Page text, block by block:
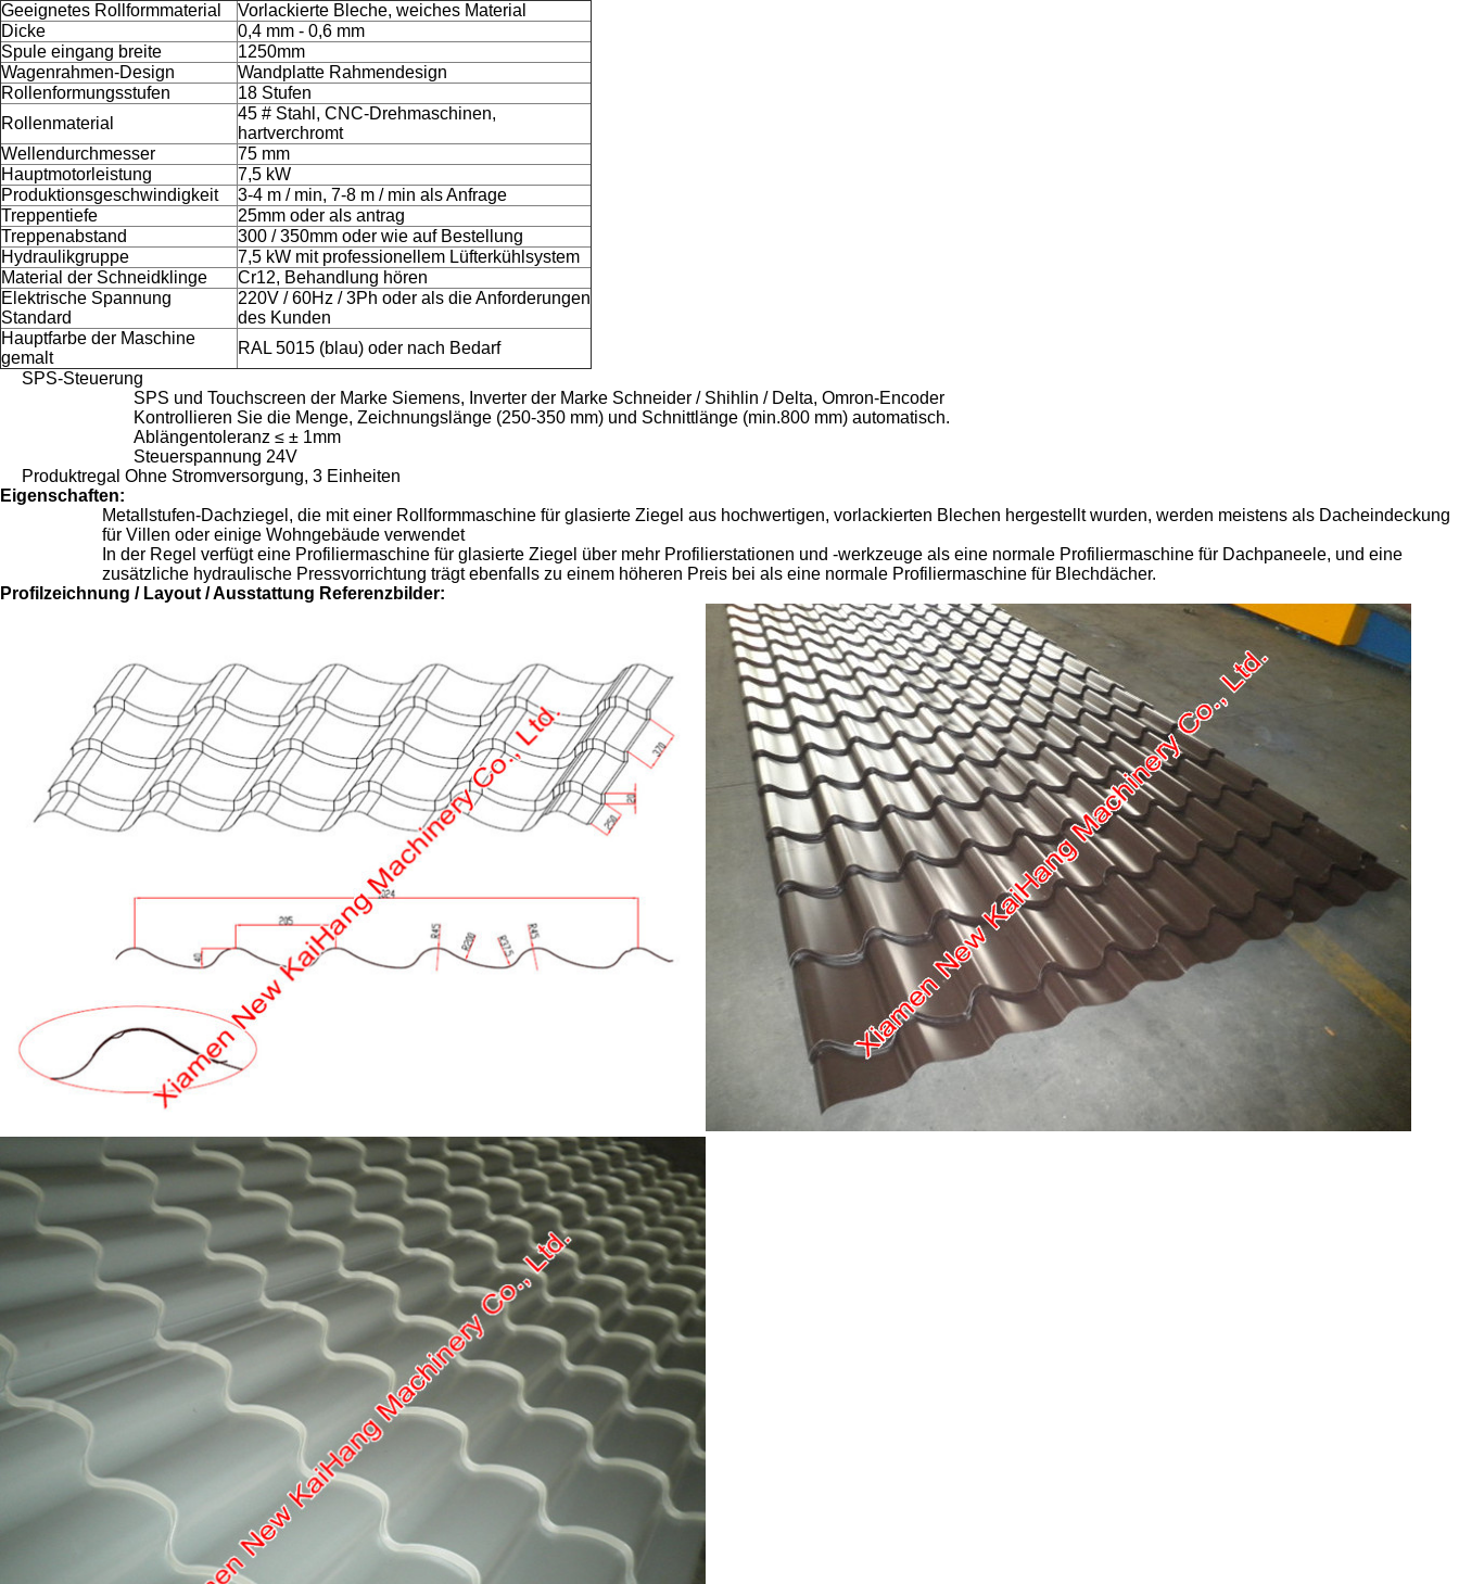
Geeignetes Rollformmaterial
Vorlackierte Bleche, weiches Material
Dicke
0,4 mm - 0,6 mm
Spule eingang breite
1250mm
Wagenrahmen-Design
Wandplatte Rahmendesign
Rollenformungsstufen
18 Stufen
Rollenmaterial
45 # Stahl, CNC-Drehmaschinen,
hartverchromt
Wellendurchmesser
75 mm
Hauptmotorleistung
7,5 kW
Produktionsgeschwindigkeit
3-4 m / min, 7-8 m / min als Anfrage
Treppentiefe
25mm oder als antrag
Treppenabstand
300 / 350mm oder wie auf Bestellung
Hydraulikgruppe
7,5 kW mit professionellem Lüfterkühlsystem
Material der Schneidklinge
Cr12, Behandlung hören
Elektrische Spannung
Standard
220V / 60Hz / 3Ph oder als die Anforderungen
des Kunden
Hauptfarbe der Maschine
gemalt
RAL 5015 (blau) oder nach Bedarf
SPS-Steuerung
SPS und Touchscreen der Marke Siemens, Inverter der Marke Schneider / Shihlin / Delta, Omron-Encoder
Kontrollieren Sie die Menge, Zeichnungslänge (250-350 mm) und Schnittlänge (min.800 mm) automatisch.
Ablängentoleranz ≤ ± 1mm
Steuerspannung 24V
Produktregal Ohne Stromversorgung, 3 Einheiten
Eigenschaften:
Metallstufen-Dachziegel, die mit einer Rollformmaschine für glasierte Ziegel aus hochwertigen, vorlackierten Blechen hergestellt wurden, werden meistens als Dacheindeckung
für Villen oder einige Wohngebäude verwendet
In der Regel verfügt eine Profiliermaschine für glasierte Ziegel über mehr Profilierstationen und -werkzeuge als eine normale Profiliermaschine für Dachpaneele, und eine
zusätzliche hydraulische Pressvorrichtung trägt ebenfalls zu einem höheren Preis bei als eine normale Profiliermaschine für Blechdächer.
Profilzeichnung / Layout / Ausstattung Referenzbilder: